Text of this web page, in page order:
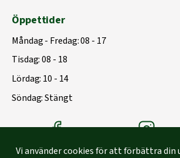
Öppettider
Måndag - Fredag: 08 - 17
Tisdag: 08 - 18
Lördag: 10 - 14
Söndag: Stängt
Träbolagets FacebookTräbolagets